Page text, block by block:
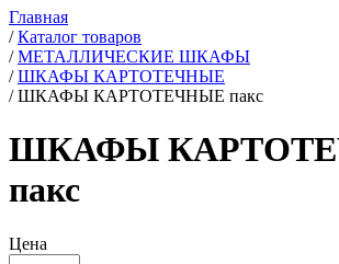
Главная
/ Каталог товаров
/ МЕТАЛЛИЧЕСКИЕ ШКАФЫ
/ ШКАФЫ КАРТОТЕЧНЫЕ
/ ШКАФЫ КАРТОТЕЧНЫЕ пакс
ШКАФЫ
пакс
Цена